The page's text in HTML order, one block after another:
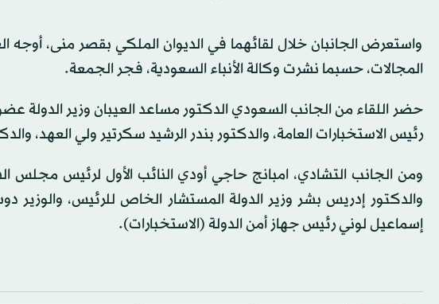
واستعرض الجانبان خلال لقائهما في الديوان الملكي بقصر منى، أوجه
المجالات، حسبما نشرت وكالة الأنباء السعودية، فجر الجمعة.
حضر اللقاء من الجانب السعودي الدكتور مساعد العيبان وزير الدولة
رئيس الاستخبارات العامة، والدكتور بندر الرشيد سكرتير ولي العهد،
ومن الجانب التشادي، امبانج حاجي أودي النائب الأول لرئيس مجلس
والدكتور إدريس بشر وزير الدولة المستشار الخاص للرئيس، والوزير
إسماعيل لوني رئيس جهاز أمن الدولة (الاستخبارات).